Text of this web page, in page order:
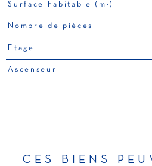
Surface habitable (m²)
Nombre de pièces
Etage
Ascenseur
CES BIENS